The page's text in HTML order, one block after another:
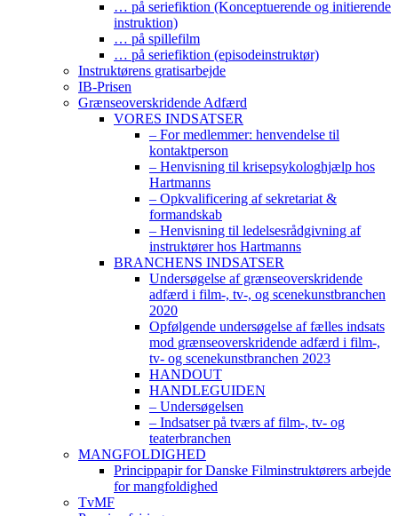
… på seriefiktion (Konceptuerende og initierende
instruktion)
… på spillefilm
… på seriefiktion (episodeinstruktør)
Instruktørens gratisarbejde
IB-Prisen
Grænseoverskridende Adfærd
VORES INDSATSER
– For medlemmer: henvendelse til
kontaktperson
– Henvisning til krisepsykologhjælp hos
Hartmanns
– Opkvalificering af sekretariat &
formandskab
– Henvisning til ledelsesrådgivning af
instruktører hos Hartmanns
BRANCHENS INDSATSER
Undersøgelse af grænseoverskridende
adfærd i film-, tv-, og scenekunstbranchen
2020
Opfølgende undersøgelse af fælles indsats
mod grænseoverskridende adfærd i film-,
tv- og scenekunstbranchen 2023
HANDOUT
HANDLEGUIDEN
– Undersøgelsen
– Indsatser på tværs af film-, tv- og
teaterbranchen
MANGFOLDIGHED
Princippapir for Danske Filminstruktørers arbejde
for mangfoldighed
TvMF